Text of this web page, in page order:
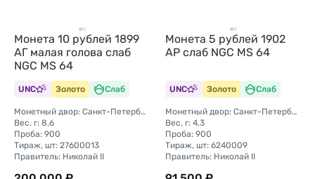
Монета 10 рублей 1899
АГ малая голова слаб
NGC MS 64
UNC Золото Слаб
Монетный двор: Санкт-Петербургский монетный двор
Вес, г: 8,6
Проба: 900
Тираж, шт: 27600013
Правитель: Николай II
Монета 5 рублей 1902
АР слаб NGC MS 64
UNC Золото Слаб
Монетный двор: Санкт-Петербургский монетный двор
Вес, г: 4,3
Проба: 900
Тираж, шт: 6240009
Правитель: Николай II